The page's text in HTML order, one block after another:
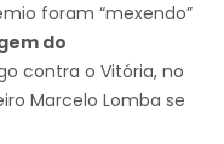
foram “mexendo”
do
contra o Vitória, no
Marcelo Lomba se